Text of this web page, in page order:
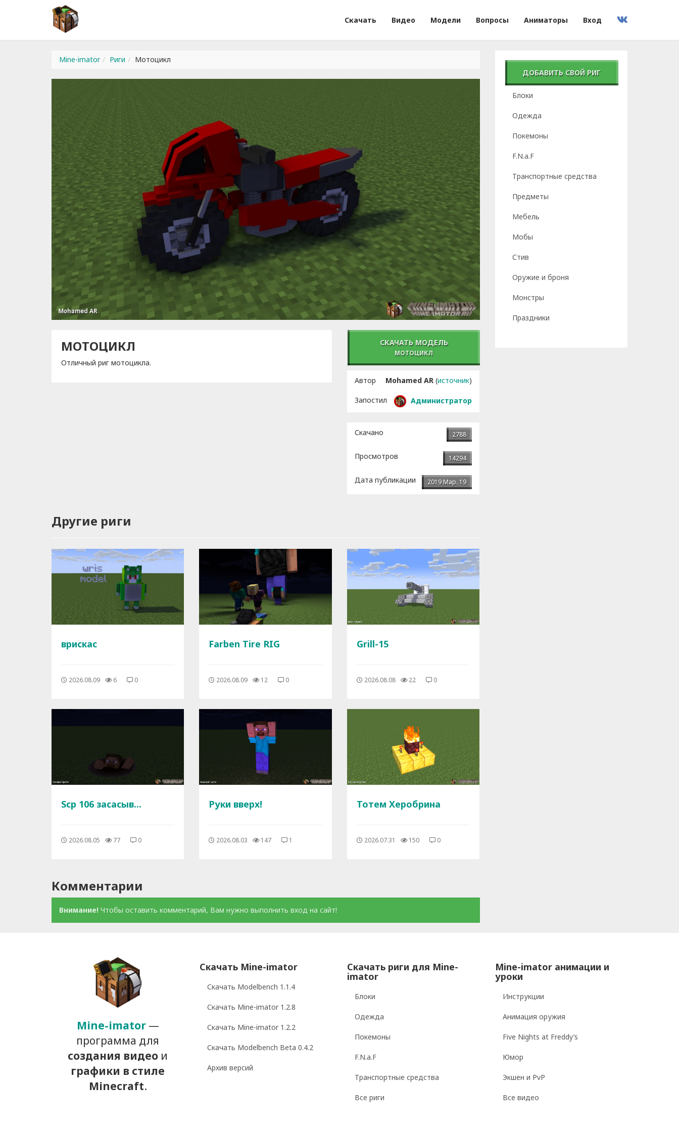
Скачать Видео Модели Вопросы Аниматоры Вход
Mine-imator Риги Мотоцикл
МОТОЦИКЛ
Отличный риг мотоцикла.
СКАЧАТЬ МОДЕЛЬ
МОТОЦИКЛ
Автор Mohamed AR (источник)
Запостил Администратор
Скачано 2788
Просмотров 14294
Дата публикации 2019 Мар. 19
Другие риги
врискас
2026.08.09 6 0
Farben Tire RIG
2026.08.09 12 0
Grill-15
2026.08.08 22 0
Scp 106 засасыв...
2026.08.05 77 0
Руки вверх!
2026.08.03 147 1
Тотем Херобрина
2026.07.31 150 0
Комментарии
Внимание! Чтобы оставить комментарий, Вам нужно выполнить вход на сайт!
ДОБАВИТЬ СВОЙ РИГ
Блоки
Одежда
Покемоны
F.N.a.F
Транспортные средства
Предметы
Мебель
Мобы
Стив
Оружие и броня
Монстры
Праздники
Mine-imator—
программа для
создания видео и
графики в стиле
Minecraft.
Скачать Mine-imator
Скачать Modelbench 1.1.4
Скачать Mine-imator 1.2.8
Скачать Mine-imator 1.2.2
Скачать Modelbench Beta 0.4.2
Архив версий
Скачать риги для Mine-
imator
Блоки
Одежда
Покемоны
F.N.a.F
Транспортные средства
Все риги
Mine-imator анимации и
уроки
Инструкции
Анимация оружия
Five Nights at Freddy’s
Юмор
Экшен и PvP
Все видео